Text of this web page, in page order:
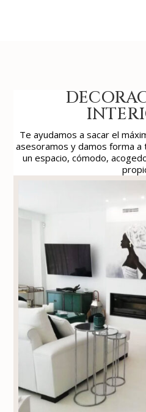
Te ayudamos a sacar el
asesoramos y damos forma
un espacio, cómodo,